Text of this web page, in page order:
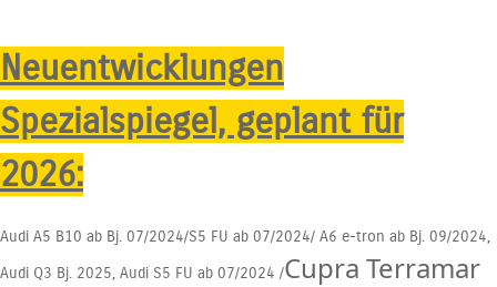
Neuentwicklungen
Spezialspiegel, geplant für
2026:
Audi A5 B10 ab Bj. 07/2024/S5 FU ab 07/2024/ A6 e-tron ab Bj. 09/2024,
Audi Q3 Bj. 2025, Audi S5 FU ab 07/2024 /Cupra Terramar